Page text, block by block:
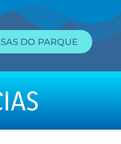
DO PARQUE